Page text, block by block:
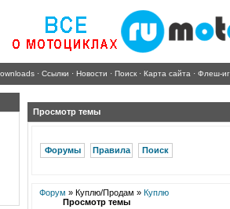
· Ссылки · Новости · Поиск · Карта сайта · Флеш-
Просмотр темы
Форумы Правила Поиск
Форум » Куплю/Продам » Куплю
Просмотр темы